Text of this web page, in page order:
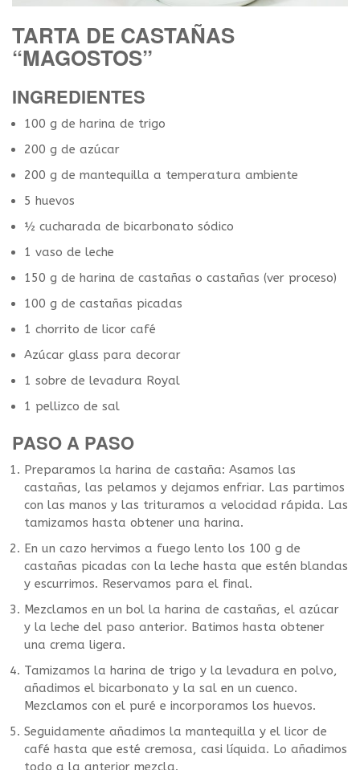
TARTA DE CASTAÑAS
“MAGOSTOS”
INGREDIENTES
100 g de harina de trigo
200 g de azúcar
200 g de mantequilla a temperatura ambiente
5 huevos
½ cucharada de bicarbonato sódico
1 vaso de leche
150 g de harina de castañas o castañas (ver proceso)
100 g de castañas picadas
1 chorrito de licor café
Azúcar glass para decorar
1 sobre de levadura Royal
1 pellizco de sal
PASO A PASO
Preparamos la harina de castaña: Asamos las
castañas, las pelamos y dejamos enfriar. Las partimos
con las manos y las trituramos a velocidad rápida. Las
tamizamos hasta obtener una harina.
En un cazo hervimos a fuego lento los 100 g de
castañas picadas con la leche hasta que estén blandas
y escurrimos. Reservamos para el final.
Mezclamos en un bol la harina de castañas, el azúcar
y la leche del paso anterior. Batimos hasta obtener
una crema ligera.
Tamizamos la harina de trigo y la levadura en polvo,
añadimos el bicarbonato y la sal en un cuenco.
Mezclamos con el puré e incorporamos los huevos.
Seguidamente añadimos la mantequilla y el licor de
café hasta que esté cremosa, casi líquida. Lo añadimos
todo a la anterior mezcla.